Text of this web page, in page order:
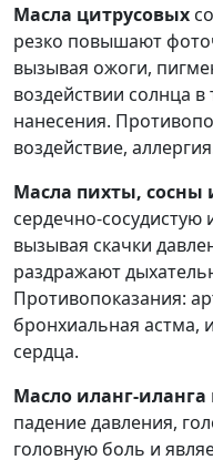
Масла цитрусовых
резко повышают
вызывая ожоги,
воздействии солнца
нанесения.
воздействие,
Масла пихты, сосны
сердечно-
вызывая скачки
раздражают
Противопоказания:
бронхиальная астма,
сердца.
Масло иланг-иланга
падение давления,
головную боль и